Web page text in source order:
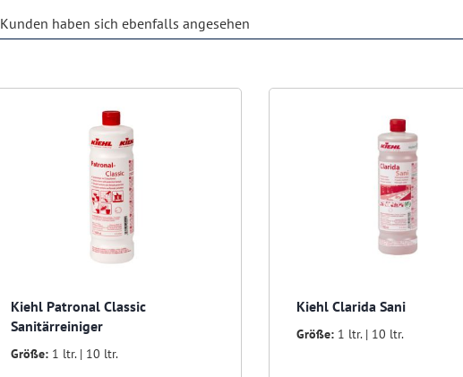
Kunden haben sich ebenfalls angesehen
Kiehl Patronal Classic
Sanitärreiniger
Größe: 1 ltr. | 10 ltr.
Kiehl Clarida Sani
Größe: 1 ltr. | 10 ltr.